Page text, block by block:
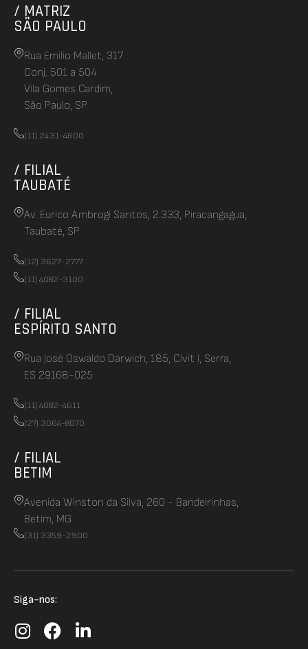
/ MATRIZ
SÃO PAULO
Rua Emilio Mallet, 317
Conj. 501 a 504
Vila Gomes Cardim,
São Paulo, SP
(11) 2431-4600
/ FILIAL
TAUBATÉ
Av. Eurico Ambrogi Santos, 2.333, Piracangagua,
Taubaté, SP
(12) 3627-2777
(11) 4082-3100
/ FILIAL
ESPÍRITO SANTO
Rua José Oswaldo Darwich, 185, Civit I, Serra,
ES 29168-025
(11) 4082-4611
(27) 3064-8070
/ FILIAL
BETIM
Avenida Winston da Silva, 260 - Bandeirinhas,
Betim, MG
(31) 3359-2900
Siga-nos: